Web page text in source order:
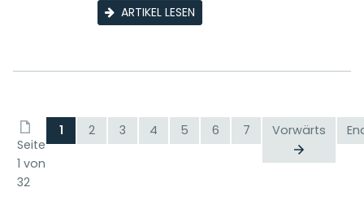
ARTIKEL LESEN
Seite
1 von
32
1 2 3 4 5 6 7 Vorwärts